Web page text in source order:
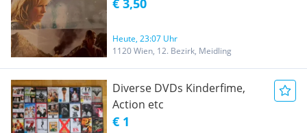
Heute, 23:07 Uhr
1120 Wien, 12. Bezirk, Meidling
Diverse DVDs Kinderfime,
Action etc
€ 1